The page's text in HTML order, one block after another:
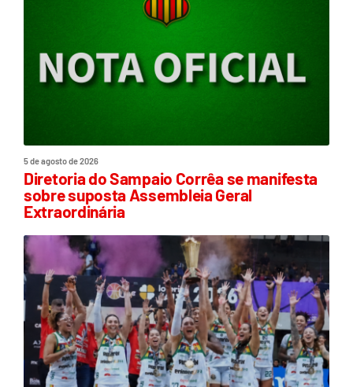
5 de agosto de 2026
Diretoria do Sampaio Corrêa se manifesta
sobre suposta Assembleia Geral
Extraordinária